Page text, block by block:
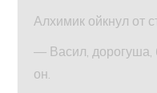
Алхимик ойкнул от
— Васил,
он.